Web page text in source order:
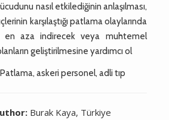
nasıl etkilediğinin anlaşılması,
karşılaştığı patlama olaylarında
en aza indirecek veya muhtemel
geliştirilmesine yardımcı ol
Patlama, askeri personel, adli tıp
Burak Kaya, Türkiye